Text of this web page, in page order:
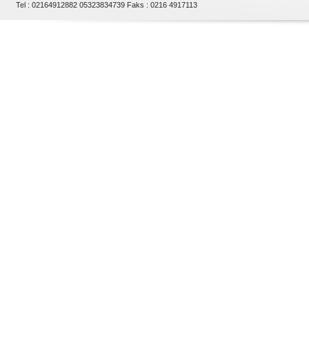
Tel : 02164912882 05323834739 Faks : 0216 4917113